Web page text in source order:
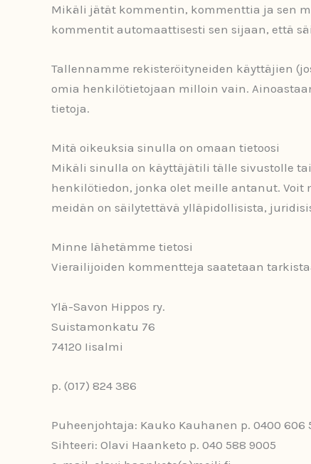
Mikäli jätät kommentin, kommenttia ja sen
kommentit automaattisesti sen sijaan, että
Tallennamme rekisteröityneiden käyttäjien
omia henkilötietojaan milloin vain.
tietoja.
Mitä oikeuksia sinulla on omaan tietoosi
Mikäli sinulla on käyttäjätili tälle sivustolle
henkilötiedon, jonka olet meille antanut. Voit
meidän on säilytettävä ylläpidollisista,
Minne lähetämme tietosi
Vierailijoiden kommentteja saatetaan
Ylä-Savon Hippos ry.
Suistamonkatu 76
74120 Iisalmi
p. (017) 824 386
Puheenjohtaja: Kauko Kauhanen p. 0400 606
Sihteeri: Olavi Haanketo p. 040 588 9005